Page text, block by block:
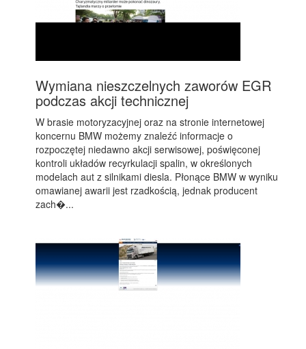
Wymiana nieszczelnych zaworów EGR
podczas akcji technicznej
W brasie motoryzacyjnej oraz na stronie internetowej
koncernu BMW możemy znaleźć informacje o
rozpoczętej niedawno akcji serwisowej, poświęconej
kontroli układów recyrkulacji spalin, w określonych
modelach aut z silnikami diesla. Płonące BMW w wyniku
omawianej awarii jest rzadkością, jednak producent
zach�...